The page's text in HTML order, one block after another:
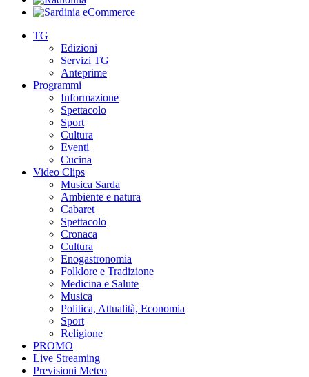
TG
Edizioni
Servizi TG
Anteprime
Programmi
Informazione
Spettacolo
Sport
Cultura
Eventi
Cucina
Video Clips
Musica Sarda
Ambiente e natura
Cabaret
Spettacolo
Cronaca
Cultura
Enogastronomia
Folklore e Tradizione
Medicina e Salute
Musica
Politica, Attualità, Economia
Sport
Religione
PROMO
Live Streaming
Previsioni Meteo